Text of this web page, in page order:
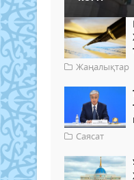
Жаңалықтар
Саясат